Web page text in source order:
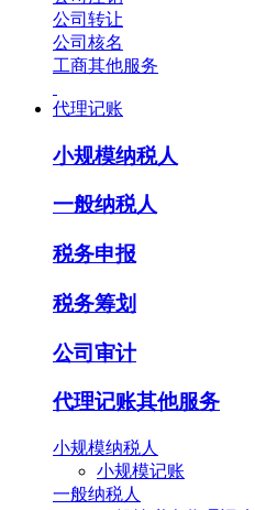
公司转让
公司核名
工商其他服务
代理记账
小规模纳税人
一般纳税人
税务申报
税务筹划
公司审计
代理记账其他服务
小规模纳税人
小规模记账
一般纳税人